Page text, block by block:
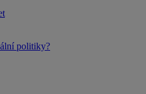
politiky?